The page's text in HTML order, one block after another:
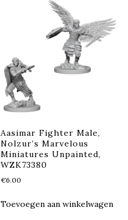
Aasimar Fighter Male,
Nolzur’s Marvelous
Miniatures Unpainted,
WZK73380
€6.00
Toevoegen aan winkelwagen